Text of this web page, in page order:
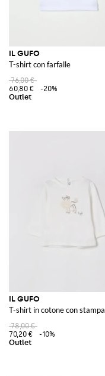
IL GUFO
T-shirt con farfalle
76,00 €
60,80 €
-20%
IL GUFO
T-shirt in cotone con stampa
78,00 €
70,20 €
-10%